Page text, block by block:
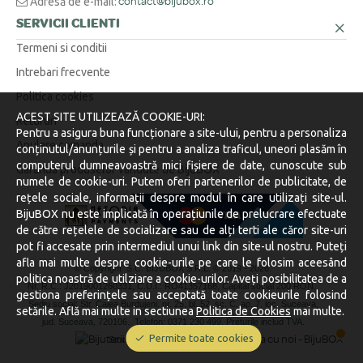
SERVICII CLIENTI
Termeni si conditii
Intrebari frecvente
Politica cookies
Retururi
Anulare comanda
Garantia produselor vandute de BijuBOX
© Copyright S.C. BIJUBOX S.R.L. © 2019 -2026.
Nr. R.C.: J2019001260331, C.U.I.: RO41357168, Capital social 200 RON.
Sediu social: Str. Calea Burdujeni, nr. 25, bl. 52, sc. C, ap. 7, loc. Suceava,
jud. Suceava, 720106.
Telefon: 0371 230 499. Preturile includ TVA.
Stocurile sunt afișate în timp real.
Permite toate cookies
ACEST SITE UTILIZEAZĂ COOKIE-URI:
Pentru a asigura buna funcționare a site-ului, pentru a personaliza
conținutul/anunțurile și pentru a analiza traficul, uneori plasăm în
computerul dumneavoastră mici fișiere de date, cunoscute sub
numele de cookie-uri. Putem oferi partenerilor de publicitate, de
rețele sociale, informații despre modul în care utilizați site-ul.
BijuBOX nu este implicată în operațiunile de prelucrare efectuate
de către rețelele de socializare sau de alți terti ale căror site-uri
pot fi accesate prin intermediul unui link din site-ul nostru. Puteți
afla mai multe despre cookie-urile pe care le folosim aceesând
politica noastră de utilziare a cookie-urilor. Aveți posibilitatea de a
gestiona preferințele sau acceptată toate cookieurile folosind
setările. Află mai multe in sectiunea Politica de Cookiesmai multe.